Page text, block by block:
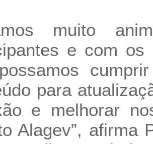
muito
e com
para
e melhorar
Alagev”, afirma